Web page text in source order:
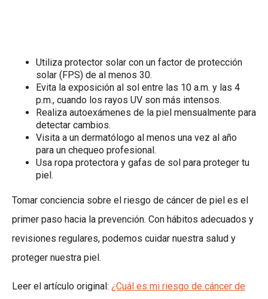
Utiliza protector solar con un factor de protección
solar (FPS) de al menos 30.
Evita la exposición al sol entre las 10 a.m. y las 4
p.m., cuando los rayos UV son más intensos.
Realiza autoexámenes de la piel mensualmente para
detectar cambios.
Visita a un dermatólogo al menos una vez al año
para un chequeo profesional.
Usa ropa protectora y gafas de sol para proteger tu
piel.
Tomar conciencia sobre el riesgo de cáncer de piel es el
primer paso hacia la prevención. Con hábitos adecuados y
revisiones regulares, podemos cuidar nuestra salud y
proteger nuestra piel.
Leer el artículo original: ¿Cuál es mi riesgo de cáncer de